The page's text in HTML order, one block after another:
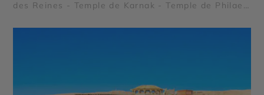
des Reines - Temple de Karnak - Temple de Philae -